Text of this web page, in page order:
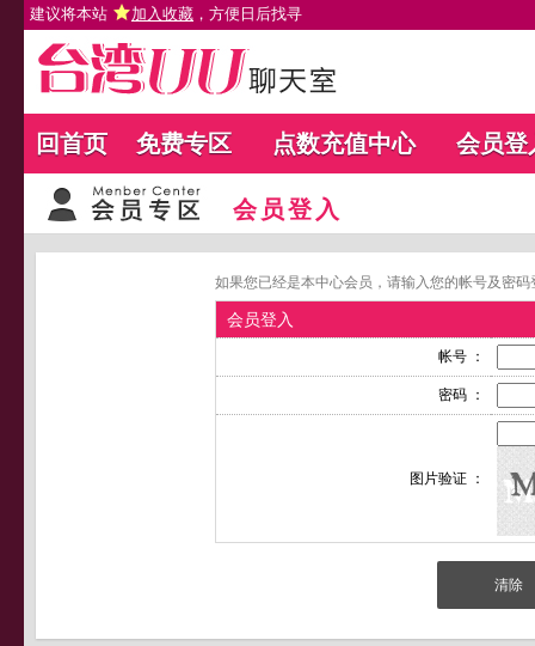
建议将本站 加入收藏 ，方便日后找寻
回首页 免费专区 点数充值中心 会员登
会员登入
如果您已经是本中心会员，请输入您的帐号及密
会员登入
帐号 ：
密码 ：
图片验证 ：